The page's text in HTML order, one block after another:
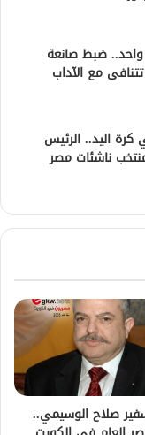
واحد.. ضبط صانعة
مع الآداب
اليد.. الرئيس
ناشئات مصر
صلاح الوسيمي..